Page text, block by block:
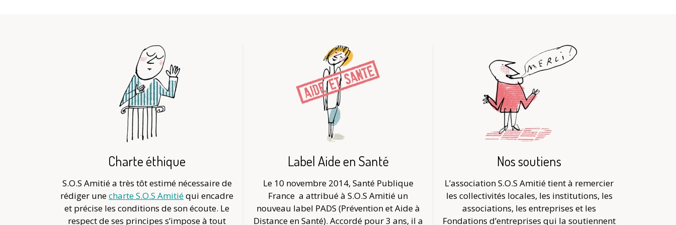
Charte éthique
S.O.S Amitié a très tôt estimé nécessaire de
rédiger unecharte S.O.S Amitiéqui encadre
et précise les conditions de son écoute. Le
respect de ses principes s’impose à tout
Label Aide en Santé
Le 10 novembre 2014, Santé Publique
France a attribué à S.O.S Amitié un
nouveau label PADS (Prévention et Aide à
Distance en Santé). Accordé pour 3 ans, il a
Nos soutiens
L’association S.O.S Amitié tient à remercier
les collectivités locales, les institutions, les
associations, les entreprises et les
Fondations d’entreprises qui la soutiennent